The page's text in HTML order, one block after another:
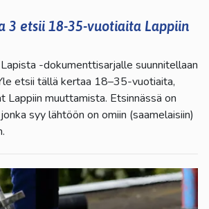
3 etsii 18-35-vuotiaita Lappiin
-dokumenttisarjalle suunnitellaan
etsii tällä kertaa 18–35-vuotiaita,
Lappiin muuttamista. Etsinnässä on
syy lähtöön on omiin (saamelaisiin)